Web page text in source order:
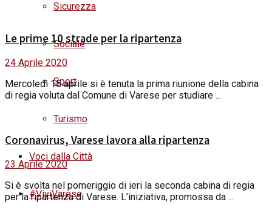
Sicurezza
Sociale
Sport
Turismo
Voci dalla Città
#ViviVarese
Le prime 10 strade per la ripartenza
24 Aprile 2020
Mercoledì 15 aprile si è tenuta la prima riunione della cabina
di regia voluta dal Comune di Varese per studiare ...
Coronavirus, Varese lavora alla ripartenza
23 Aprile 2020
Si è svolta nel pomeriggio di ieri la seconda cabina di regia
per la ripartenza di Varese. L’iniziativa, promossa da ...